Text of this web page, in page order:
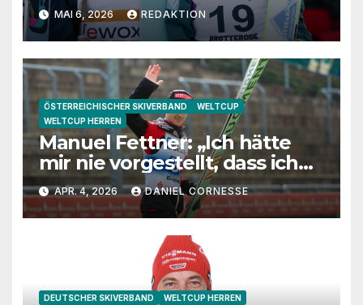
MAI 6, 2026 REDAKTION
ÖSTERREICHISCHER SKIVERBAND
WELTCUP
WELTCUP HERREN
Manuel Fettner: „Ich hätte
mir nie vorgestellt, dass ich
so lange springe“
APR. 4, 2026 DANIEL CORNESSE
DEUTSCHER SKIVERBAND WELTCUP HERREN